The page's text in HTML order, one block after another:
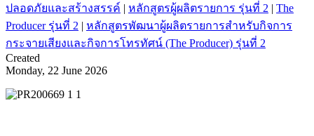
ปลอดภัยและสร้างสรรค์ | หลักสูตรผู้ผลิตรายการ รุ่นที่ 2 | The
Producer รุ่นที่ 2 | หลักสูตรพัฒนาผู้ผลิตรายการสำหรับกิจการ
กระจายเสียงและกิจการโทรทัศน์ (The Producer) รุ่นที่ 2
Created
Monday, 22 June 2026